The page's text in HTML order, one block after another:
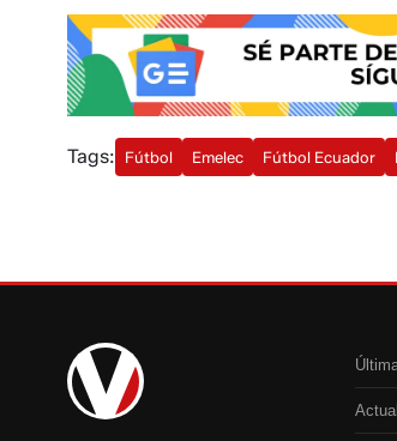
Tags: Fútbol Emelec Fútbol Ecuador